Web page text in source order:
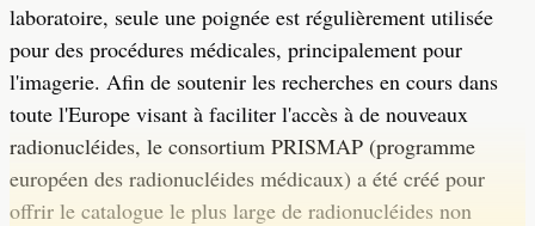
laboratoire, seule une poignée est régulièrement utilisée
pour des procédures médicales, principalement pour
l'imagerie. Afin de soutenir les recherches en cours dans
toute l'Europe visant à faciliter l'accès à de nouveaux
radionucléides, le consortium PRISMAP (programme
européen des radionucléides médicaux) a été créé pour
offrir le catalogue le plus large de radionucléides non